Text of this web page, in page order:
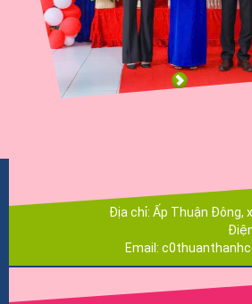
Địa chỉ: Ấp Thuận Đông,
Email: